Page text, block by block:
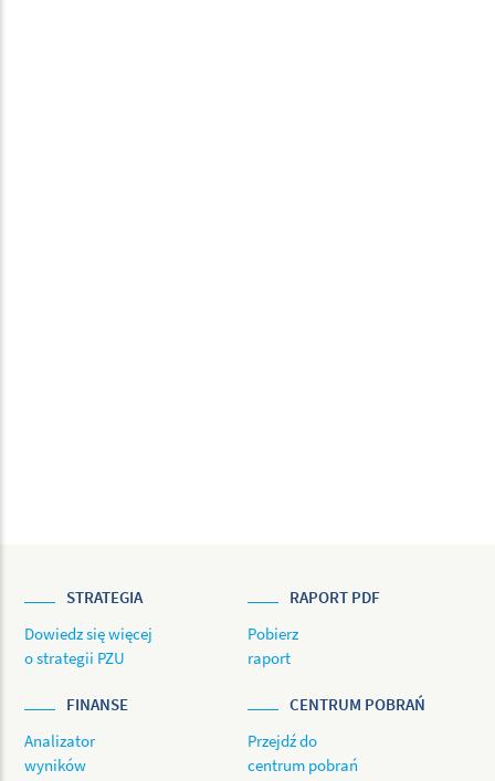
STRATEGIA
Dowiedz się więcej
o strategii PZU
RAPORT PDF
Pobierz
raport
FINANSE
Analizator
wyników
CENTRUM POBRAŃ
Przejdź do
centrum pobrań